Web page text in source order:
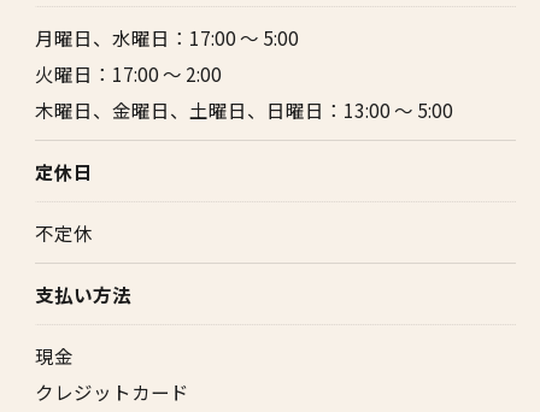
月曜日、水曜日：17:00 ～ 5:00
火曜日：17:00 ～ 2:00
木曜日、金曜日、土曜日、日曜日：13:00 ～ 5:00
定休日
不定休
支払い方法
現金
クレジットカード